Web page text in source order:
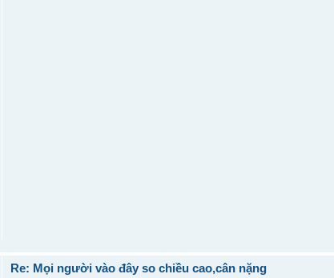
Re: Mọi người vào đây so chiều cao,cân nặng